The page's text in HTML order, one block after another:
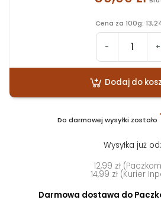
Cena za 100g:
- +
Dodaj do
Do darmowej wysyłki zostało
Wysyłka już od:
12,99 zł
14,99 zł (Kurier
Darmowa dostawa do